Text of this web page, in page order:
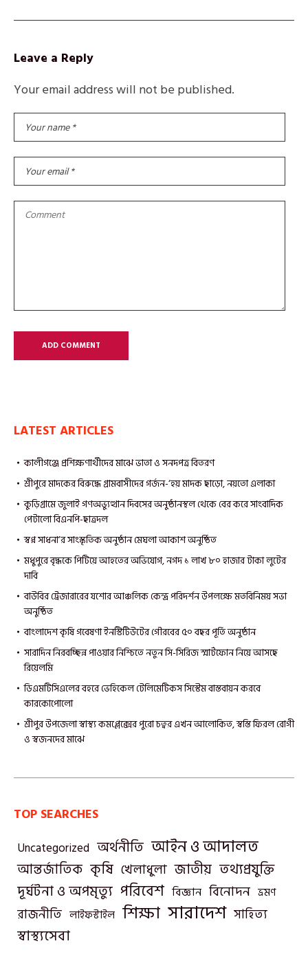
Leave a Reply
Your email address will not be published.
LATEST ARTICLES
কালীগঞ্জে প্রশিক্ষণার্থীদের মাঝে ভাতা ও সনদপত্র বিতরণ
শ্রীপুরে মাদকের বিরুদ্ধে গ্রামবাসীদের গর্জন-‘হয় মাদক ছাড়ো, নয়তো এলাকা
কুড়িগ্রামে জুলাই গণঅভ্যুত্থান দিবসের অনুষ্ঠানস্থল থেকে বের করে সাংবাদিক
পেটালো বিএনপি-ছাত্রদল
স্বপ্ন সাধনা’র সাংস্কৃতিক অনুষ্ঠান মেঘলা আকাশ অনুষ্ঠিত
মধুপুরে বৃদ্ধকে পিটিয়ে আহতের অভিযোগ, নগদ ১ লাখ ৮০ হাজার টাকা লুটের
দাবি
বাউবির ট্রেজারারের যশোর আঞ্চলিক কেন্দ্র পরিদর্শন উপলক্ষে মতবিনিময় সভা
অনুষ্ঠিত
বাংলাদেশ কৃষি গবেষণা ইনস্টিটিউটের গৌরবের ৫০ বছর পূর্তি অনুষ্ঠান
সারাদিন নিরবচ্ছিন্ন পাওয়ার নিশ্চিতে নতুন সি-সিরিজ স্মার্টফোন নিয়ে আসছে
রিয়েলমি
ডিএমটিসিএলের বহরে ভেহিকেল টেলিমেটিকস সিস্টেম বাস্তবায়ন করবে
কারকোপোলো
শ্রীপুর উপজেলা স্বাস্থ্য কমপ্লেক্সের পুরো চত্বর এখন আলোকিত, স্বস্তি ফিরল রোগী
ও স্বজনদের মাঝে‎
TOP SEARCHES
Uncategorized অর্থনীতি আইন ও আদালত
আন্তর্জাতিক কৃষি খেলাধুলা জাতীয় তথ্যপ্রযুক্তি
দূর্ঘটনা ও অপমৃত্যু পরিবেশ বিজ্ঞান বিনোদন ভ্রমণ
রাজনীতি লাইফস্টাইল শিক্ষা সারাদেশ সাহিত্য
স্বাস্থ্যসেবা